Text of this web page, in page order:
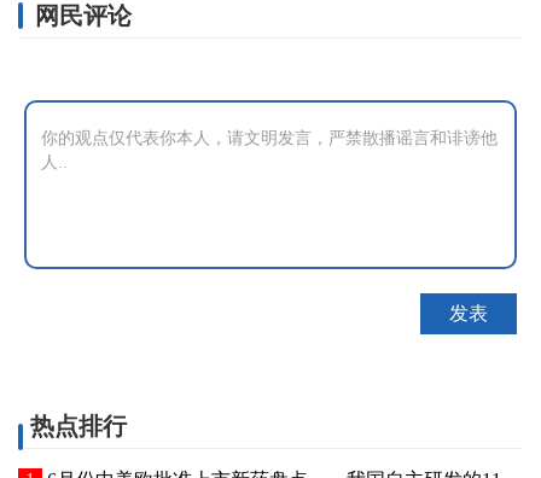
网民评论
热点排行